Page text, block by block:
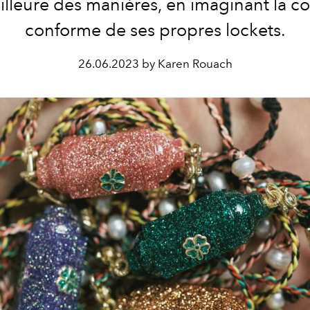
des manières, en imaginant la
conforme de ses propres lockets.
26.06.2023 by Karen Rouach